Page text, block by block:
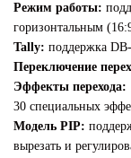
Режим работы:
горизонтальным
Tally: поддержка
Переключение
Эффекты перехода:
30 специальных
Модель PIP:
вырезать и